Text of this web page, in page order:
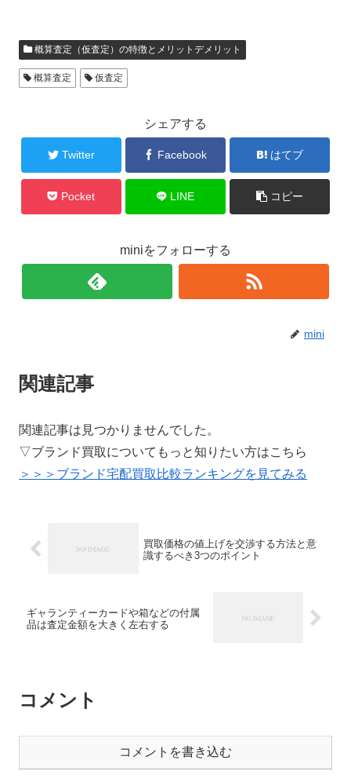
概算査定（仮査定）の特徴とメリットデメリット
概算査定 仮査定
シェアする
Twitter Facebook はてブ
Pocket LINE コピー
miniをフォローする
mini
関連記事
関連記事は見つかりませんでした。
▽ブランド買取についてもっと知りたい方はこちら
＞＞＞ブランド宅配買取比較ランキングを見てみる
買取価格の値上げを交渉する方法と意
識するべき3つのポイント
ギャランティーカードや箱などの付属
品は査定金額を大きく左右する
コメント
コメントを書き込む